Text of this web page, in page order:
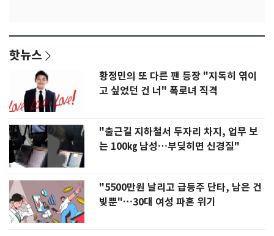
핫뉴스
황정민의 또 다른 팬 등장 "지독히 엮이
고 싶었던 건 너" 폭로녀 직격
"출근길 지하철서 두자리 차지, 업무 보
는 100㎏ 남성…부딪히면 신경질"
"5500만원 날리고 급등주 단타, 남은 건
빚뿐"…30대 여성 파혼 위기